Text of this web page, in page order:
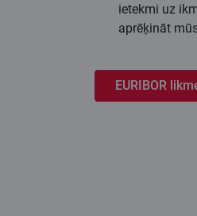
ietekmi uz
aprēķināt
EURIBOR